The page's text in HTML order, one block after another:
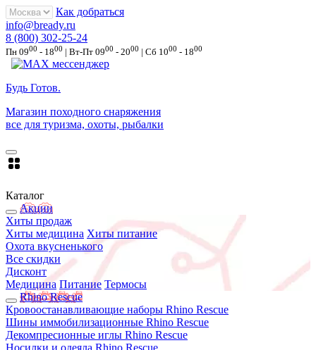
Как добраться
info@bready.ru
8 (800) 302-25-24
Пн 0900 - 1800 | Вт-Пт 0900 - 2000 | Сб 1000 - 1800
Будь Готов.
Магазин походного снаряжения
все для туризма, охоты, рыбалки
Каталог
Акции
Хиты продаж
Хиты медицина Хиты питание
Охота вкусненького
Все скидки
Дисконт
Медицина Питание Термосы
Rhino Rescue
Кровоостанавливающие наборы Rhino Rescue
Шины иммобилизационные Rhino Rescue
Декомпресионные иглы Rhino Rescue